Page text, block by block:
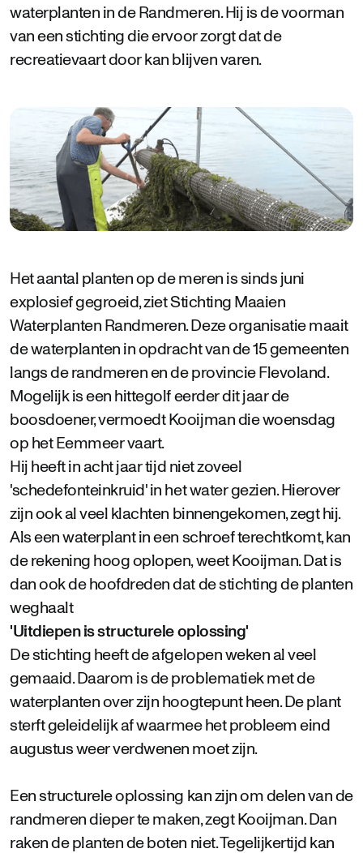
waterplanten in de Randmeren. Hij is de voorman
van een stichting die ervoor zorgt dat de
recreatievaart door kan blijven varen.
Het aantal planten op de meren is sinds juni
explosief gegroeid, ziet Stichting Maaien
Waterplanten Randmeren. Deze organisatie maait
de waterplanten in opdracht van de 15 gemeenten
langs de randmeren en de provincie Flevoland.
Mogelijk is een hittegolf eerder dit jaar de
boosdoener, vermoedt Kooijman die woensdag
op het Eemmeer vaart.
Hij heeft in acht jaar tijd niet zoveel
'schedefonteinkruid' in het water gezien. Hierover
zijn ook al veel klachten binnengekomen, zegt hij.
Als een waterplant in een schroef terechtkomt, kan
de rekening hoog oplopen, weet Kooijman. Dat is
dan ook de hoofdreden dat de stichting de planten
weghaalt
'Uitdiepen is structurele oplossing'
De stichting heeft de afgelopen weken al veel
gemaaid. Daarom is de problematiek met de
waterplanten over zijn hoogtepunt heen. De plant
sterft geleidelijk af waarmee het probleem eind
augustus weer verdwenen moet zijn.
Een structurele oplossing kan zijn om delen van de
randmeren dieper te maken, zegt Kooijman. Dan
raken de planten de boten niet. Tegelijkertijd kan